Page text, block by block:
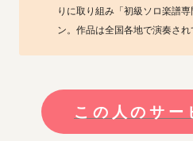
りに取り組み「初級ソロ楽譜
ン。作品は全国各地で演奏され
この人のサー